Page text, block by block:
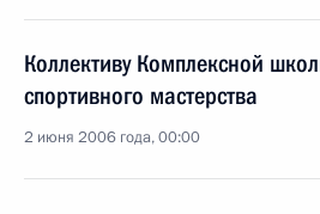
Коллективу Комплексной
спортивного мастерства
2 июня 2006 года, 00:00